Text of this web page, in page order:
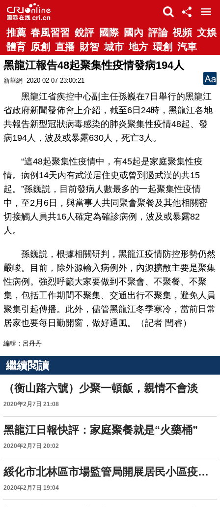
推薦 春風習習 銳評 國際 國內 評論 視頻 文娛
體育 原創 直播 財智 城市 地方 環創 汽車
黑龍江報告48起聚集性疫情發病194人
新華網 2020-02-07 23:00:21
黑龍江省疾控中心副主任孫巍在7日舉行的黑龍江
省政府新聞發佈會上介紹，截至6日24時，黑龍江各地
共報告新型冠狀病毒感染的肺炎聚集性疫情48起、發
病194人，波及或暴露630人，死亡3人。
“這48起聚集性疫情中，有45起是家庭聚集性疫
情。病例14天內有武漢居住史或曾到過武漢的共15
起。”孫巍説，目前發病人數最多的一起聚集性疫情
中，至2月6日，與當事人共同聚會聚餐及其他相關密
切接觸人員共16人確定為確診病例，波及或暴露82
人。
孫巍説，根據相關研判，黑龍江疫情防控形勢仍然
嚴峻。目前，除外源輸入病例外，內源擴散主要是聚集
性病例。強烈呼籲大家要做到不聚會、不聚餐、不聚
集，包括工作期間不聚集、交通出行不聚集，避免人員
聚集引起傳播。此外，儘管黑龍江冬季寒冷，當前日常
居家也要每日勤開窗，做好通風。（記者 閆睿）
編輯：呂丹丹
繼續閱讀
（衡山路六號）少聚一頓飯，親情不會淡
2020年2月7日 21:08
黑龍江日報快評：家庭聚餐就是“火藥桶”
2020年2月7日 20:02
綏化市北林區市場監管局開展居民小區疫情管控工作
2020年2月7日 19:04